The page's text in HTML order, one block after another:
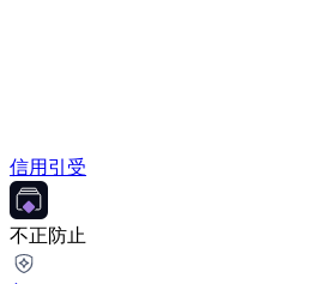
信用引受
不正防止